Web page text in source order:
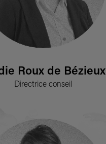
Roux de Bézieux
Directrice conseil